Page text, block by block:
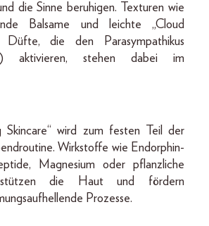
die Sinne beruhigen. Texturen wie
Balsame und leichte „Cloud
Düfte, die den Parasympathikus
aktivieren, stehen dabei im
Skincare“ wird zum festen Teil der
Wirkstoffe wie Endorphin-
Magnesium oder pflanzliche
die Haut und fördern
Prozesse.